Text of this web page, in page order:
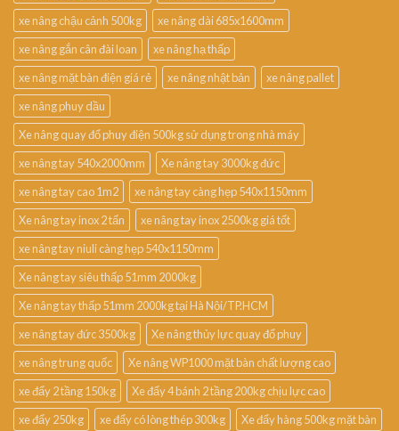
xe nâng chậu cảnh 500kg
xe nâng dài 685x1600mm
xe nâng gắn cân đài loan
xe nâng hạ thấp
xe nâng mặt bàn điện giá rẻ
xe nâng nhật bản
xe nâng pallet
xe nâng phuy dầu
Xe nâng quay đổ phuy điện 500kg sử dụng trong nhà máy
xe nâng tay 540x2000mm
Xe nâng tay 3000kg đức
xe nâng tay cao 1m2
xe nâng tay càng hẹp 540x1150mm
Xe nâng tay inox 2 tấn
xe nâng tay inox 2500kg giá tốt
xe nâng tay niuli càng hẹp 540x1150mm
Xe nâng tay siêu thấp 51mm 2000kg
Xe nâng tay thấp 51mm 2000kg tại Hà Nội/TP.HCM
xe nâng tay đức 3500kg
Xe nâng thủy lực quay đổ phuy
xe nâng trung quốc
Xe nâng WP1000 mặt bàn chất lượng cao
xe đẩy 2 tầng 150kg
Xe đẩy 4 bánh 2 tầng 200kg chịu lực cao
xe đẩy 250kg
xe đẩy có lòng thép 300kg Xe đẩy hàng 500kg mặt bàn